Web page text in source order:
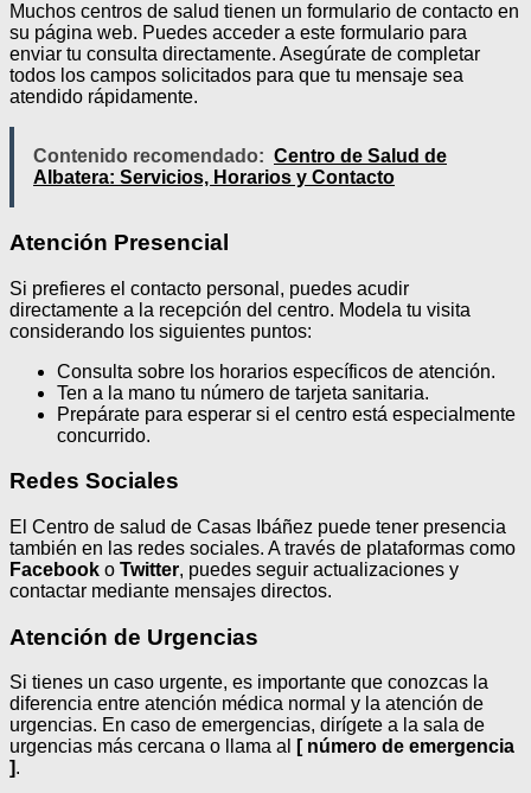
Muchos centros de salud tienen un formulario de contacto en
su página web. Puedes acceder a este formulario para
enviar tu consulta directamente. Asegúrate de completar
todos los campos solicitados para que tu mensaje sea
atendido rápidamente.
Contenido recomendado: Centro de Salud de
Albatera: Servicios, Horarios y Contacto
Atención Presencial
Si prefieres el contacto personal, puedes acudir
directamente a la recepción del centro. Modela tu visita
considerando los siguientes puntos:
Consulta sobre los horarios específicos de atención.
Ten a la mano tu número de tarjeta sanitaria.
Prepárate para esperar si el centro está especialmente
concurrido.
Redes Sociales
El Centro de salud de Casas Ibáñez puede tener presencia
también en las redes sociales. A través de plataformas como
Facebook o Twitter, puedes seguir actualizaciones y
contactar mediante mensajes directos.
Atención de Urgencias
Si tienes un caso urgente, es importante que conozcas la
diferencia entre atención médica normal y la atención de
urgencias. En caso de emergencias, dirígete a la sala de
urgencias más cercana o llama al
[ número de emergencia
].